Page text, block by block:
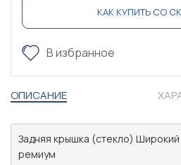
КАК КУПИТЬ СО
В избранное
ОПИСАНИЕ
Задняя крышка (стекло)
ремиум